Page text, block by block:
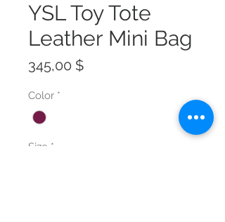
YSL Toy Tote
Leather Mini Bag
345,00 $Preis
Color *
Size *